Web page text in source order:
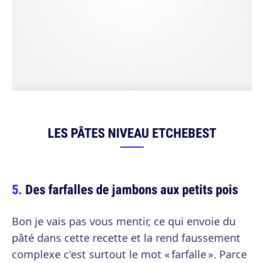
LES PÂTES NIVEAU ETCHEBEST
Des farfalles de jambons aux petits pois
Bon je vais pas vous mentir, ce qui envoie du
pâté dans cette recette et la rend faussement
complexe c'est surtout le mot « farfalle ». Parce